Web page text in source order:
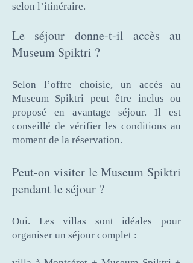
selon l’itinéraire.
Le séjour donne-t-il accès au
Museum Spiktri ?
Selon l’offre choisie, un accès au
Museum Spiktri peut être inclus ou
proposé en avantage séjour. Il est
conseillé de vérifier les conditions au
moment de la réservation.
Peut-on visiter le Museum Spiktri
pendant le séjour ?
Oui. Les villas sont idéales pour
organiser un séjour complet :